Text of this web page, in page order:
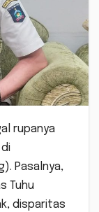
rupanya
Pasalnya,
Tuhu
disparitas